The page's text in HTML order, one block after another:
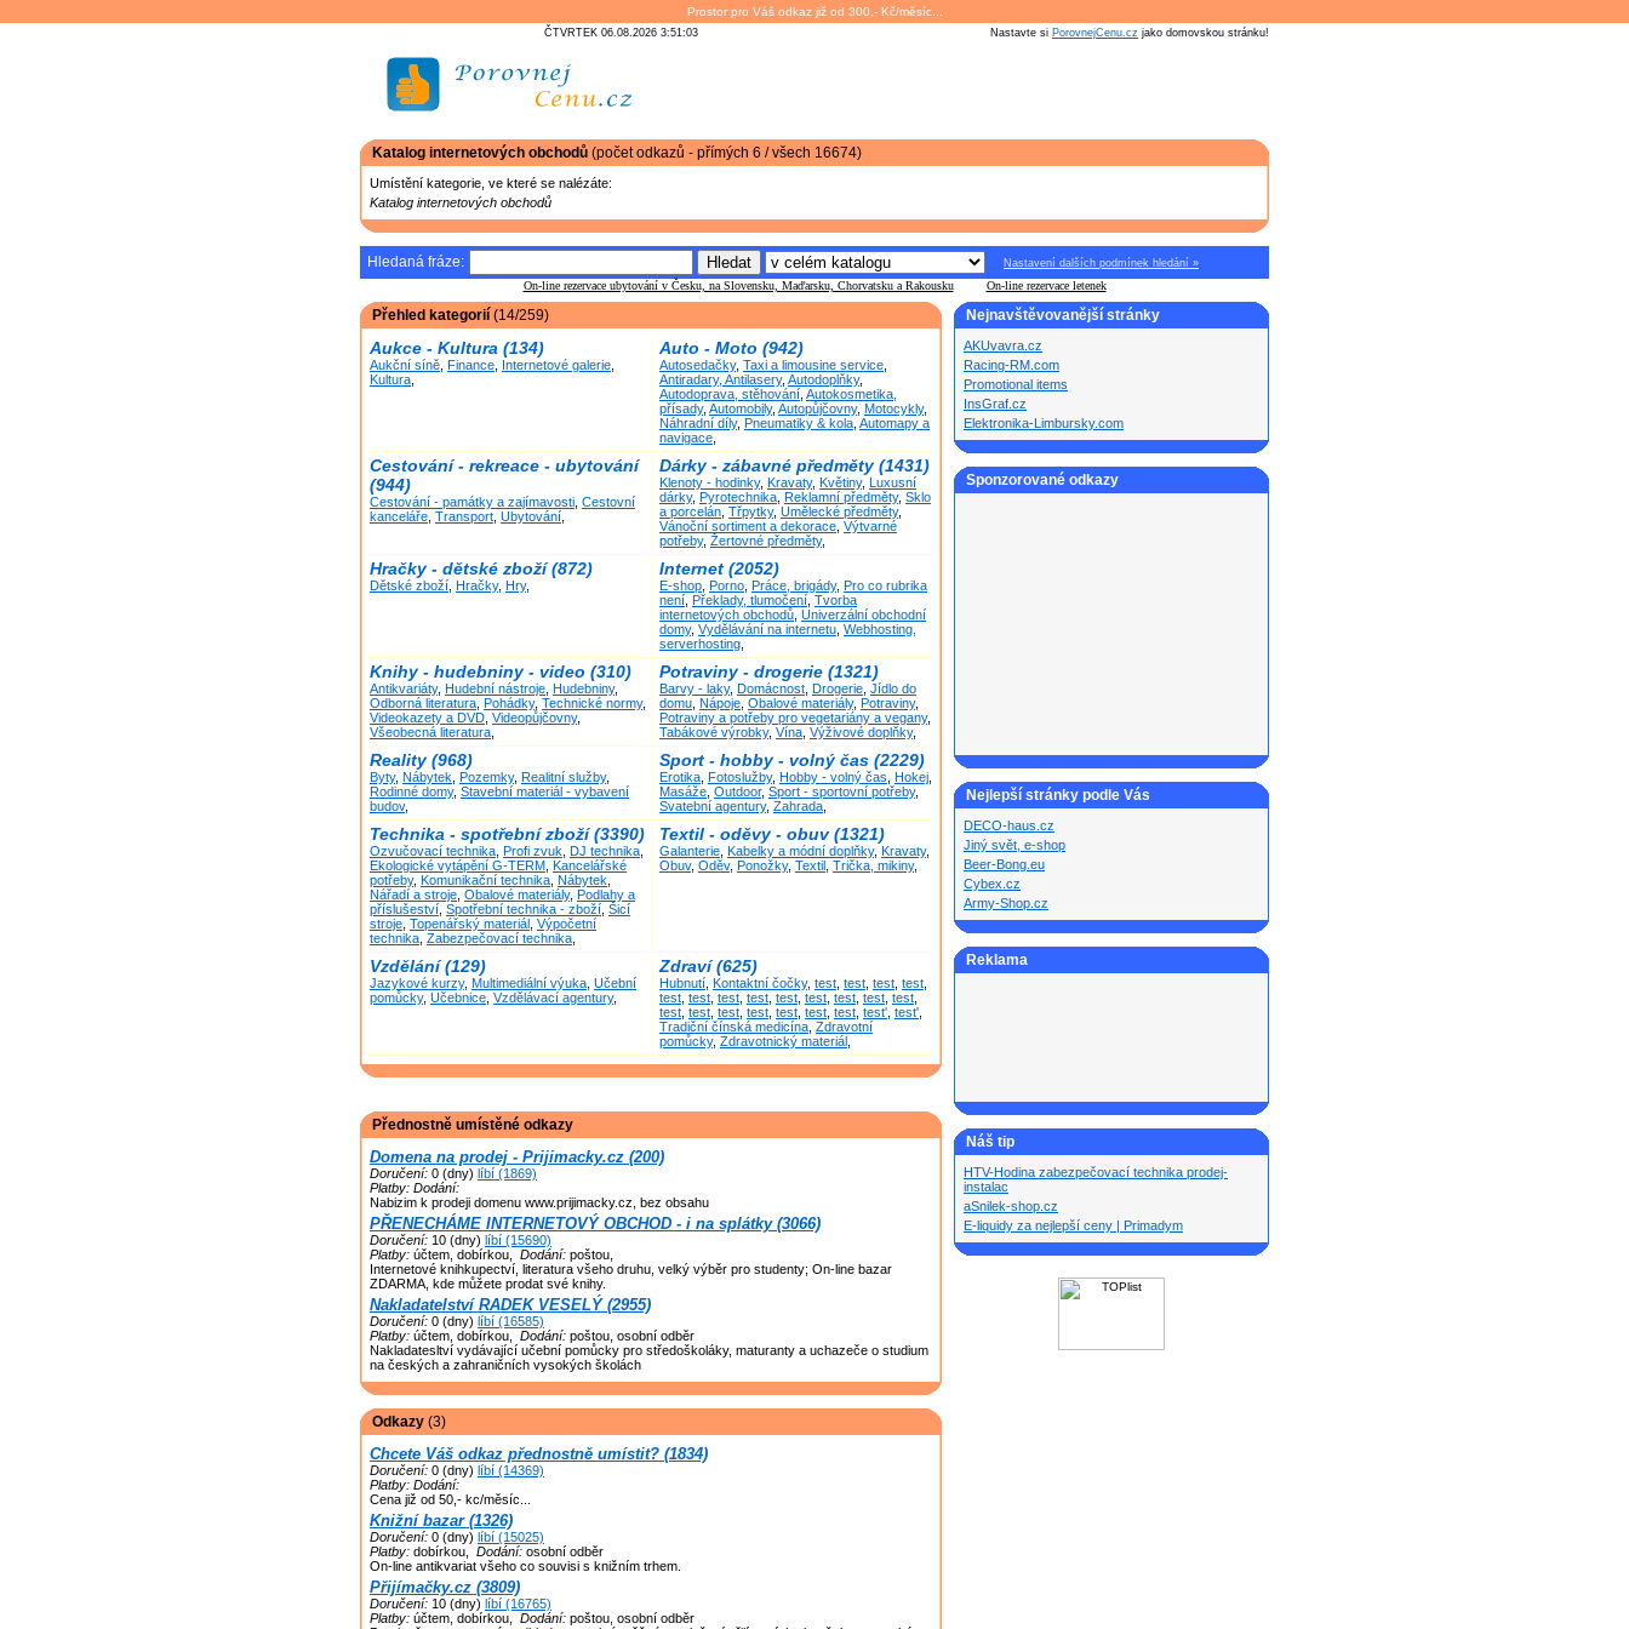
Prostor pro Váš odkaz již od 300,- Kč/měsíc...
ČTVRTEK 06.08.2026 3:51:03 Nastavte si PorovnejCenu.cz jako domovskou stránku!
Katalog internetových obchodů (počet odkazů - přímých 6 / všech 16674)
Umístění kategorie, ve které se nalézáte:
Katalog internetových obchodů
Hledaná fráze: Nastavení dalších podmínek hledání »
On-line rezervace ubytování v Česku, na Slovensku, Maďarsku, Chorvatsku a Rakousku On-line rezervace letenek
Přehled kategorií (14/259)
Aukce - Kultura (134)
Aukční síně Finance Internetové galerie
Kultura
Auto - Moto (942)
Autosedačky, Taxi a limousine service
Antiradary, Antilasery, Autodoplňky,
Autodoprava, stěhování Autokosmetika,
přísady, Automobily, Autopůjčovny, Motocykly,
Náhradní díly, Pneumatiky & kola Automapy a
navigace
Cestování - rekreace - ubytování
(944)
Cestování - památky a zajímavosti Cestovní
kanceláře Transport Ubytování
Dárky - zábavné předměty (1431)
Klenoty - hodinky, Kravaty, Květiny, Luxusní
dárky, Pyrotechnika Reklamní předměty, Sklo
a porcelán Třpytky, Umělecké předměty,
Vánoční sortiment a dekorace Výtvarné
potřeby, Žertovné předměty,
Hračky - dětské zboží (872)
Dětské zboží Hračky, Hry,
Internet (2052)
E-shop Porno Práce, brigády, Pro co rubrika
není Překlady, tlumočení Tvorba
internetových obchodů Univerzální obchodní
domy, Vydělávání na internetu Webhosting,
serverhosting
Knihy - hudebniny - video (310)
Antikvariáty, Hudební nástroje Hudebniny,
Odborná literatura Pohádky, Technické normy,
Videokazety a DVD Videopůjčovny,
Všeobecná literatura
Potraviny - drogerie (1321)
Barvy - laky, Domácnost Drogerie Jídlo do
domu Nápoje Obalové materiály, Potraviny,
Potraviny a potřeby pro vegetariány a vegany,
Tabákové výrobky, Vína Výživové doplňky,
Reality (968)
Byty, Nábytek Pozemky, Realitní služby,
Rodinné domy, Stavební materiál - vybavení
budov,
Sport - hobby - volný čas (2229)
Erotika Fotoslužby, Hobby - volný čas Hokej
Masáže Outdoor, Sport - sportovní potřeby,
Svatební agentury, Zahrada
Technika - spotřební zboží (3390)
Ozvučovací technika Profi zvuk DJ technika
Ekologické vytápění G-TERM Kancelářské
potřeby, Komunikační technika Nábytek
Nářadí a stroje Obalové materiály, Podlahy a
příslušeství Spotřební technika - zboží Šicí
stroje Topenářský materiál Výpočetní
technika Zabezpečovací technika
Textil - oděvy - obuv (1321)
Galanterie Kabelky a módní doplňky, Kravaty,
Obuv, Oděv, Ponožky, Textil Trička, mikiny,
Vzdělání (129)
Jazykové kurzy, Multimediální výuka Učební
pomůcky, Učebnice Vzdělávací agentury,
Zdraví (625)
Hubnutí Kontaktní čočky, test test test test
test test test test test test test test test
test test test test test test test test' test'
Tradiční čínská medicína Zdravotní
pomůcky, Zdravotnický materiál
Přednostně umístěné odkazy
Domena na prodej - Prijimacky.cz (200)
Doručení: 0 (dny) líbí (1869)
Platby: Dodání:
Nabizim k prodeji domenu www.prijimacky.cz, bez obsahu
PŘENECHÁME INTERNETOVÝ OBCHOD - i na splátky (3066)
Doručení: 10 (dny) líbí (15690)
Platby: účtem, dobírkou, Dodání: poštou,
Internetové knihkupectví, literatura všeho druhu, velký výběr pro studenty; On-line bazar
ZDARMA, kde můžete prodat své knihy.
Nakladatelství RADEK VESELÝ (2955)
Doručení: 0 (dny) líbí (16585)
Platby: účtem, dobírkou, Dodání: poštou, osobní odběr
Nakladatesltví vydávající učební pomůcky pro středoškoláky, maturanty a uchazeče o studium
na českých a zahraničních vysokých školách
Odkazy (3)
Chcete Váš odkaz přednostně umístit? (1834)
Doručení: 0 (dny) líbí (14369)
Platby: Dodání:
Cena již od 50,- kc/měsíc...
Knižní bazar (1326)
Doručení: 0 (dny) líbí (15025)
Platby: dobírkou, Dodání: osobní odběr
On-line antikvariat všeho co souvisi s knižním trhem.
Přijímačky.cz (3809)
Doručení: 10 (dny) líbí (16765)
Platby: účtem, dobírkou, Dodání: poštou, osobní odběr
Nejnavštěvovanější stránky
AKUvavra.cz
Racing-RM.com
Promotional items
InsGraf.cz
Elektronika-Limbursky.com
Sponzorované odkazy
Nejlepší stránky podle Vás
DECO-haus.cz
Jiný svět, e-shop
Beer-Bong.eu
Cybex.cz
Army-Shop.cz
Reklama
Náš tip
HTV-Hodina zabezpečovací technika prodej-
instalac
aSnilek-shop.cz
E-liquidy za nejlepší ceny | Primadym